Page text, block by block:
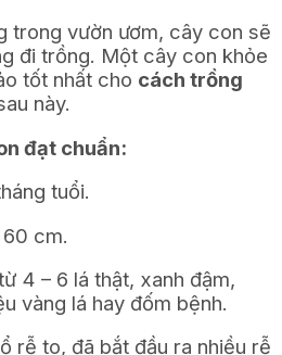
trong vườn ươm, cây con sẽ
đi trồng. Một cây con khỏe
tốt nhất cho cách trồng
này.
đạt chuẩn:
tuổi.
cm.
4 – 6 lá thật, xanh đậm,
vàng lá hay đốm bệnh.
rễ to, đã bắt đầu ra nhiều rễ